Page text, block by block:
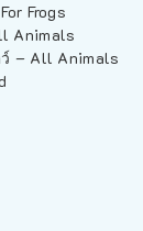
Frogs
Animals
– All Animals